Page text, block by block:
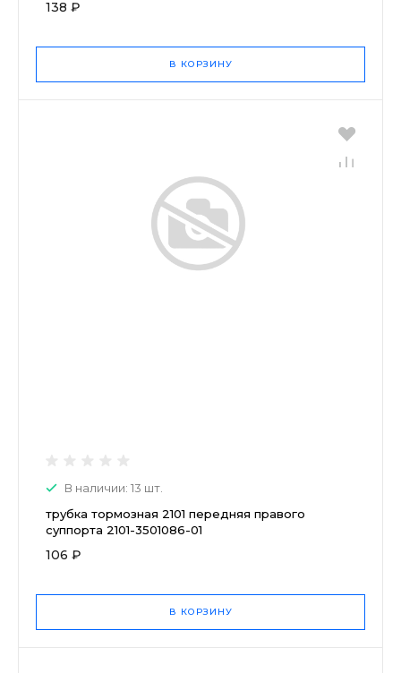
138 ₽
В КОРЗИНУ
В наличии: 13 шт.
трубка тормозная 2101 передняя правого
суппорта 2101-3501086-01
106 ₽
В КОРЗИНУ